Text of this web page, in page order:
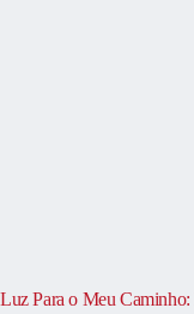
Luz Para o Meu